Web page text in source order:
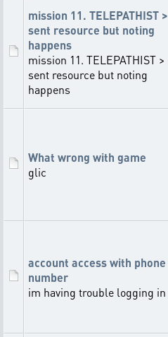
mission 11. TELEPATHIST >
sent resource but noting
happens
mission 11. TELEPATHIST >
sent resource but noting
happens
What wrong with game
glic
account access with phone
number
im having trouble logging in